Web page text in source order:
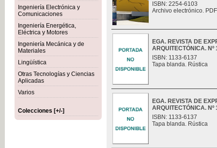
Ingeniería Electrónica y
Comunicaciones
Ingeniería Energética,
Eléctrica y Motores
Ingeniería Mecánica y de
Materiales
Lingüística
Otras Tecnologías y Ciencias
Aplicadas
Varios
Colecciones [+/-]
ISBN: 2254-6103
Archivo electrónico.
EGA. REVISTA DE
ARQUITECTÓNICA. Nº
ISBN: 1133-6137
Tapa blanda. Rústica
EGA. REVISTA DE
ARQUITECTÓNICA. Nº
ISBN: 1133-6137
Tapa blanda. Rústica